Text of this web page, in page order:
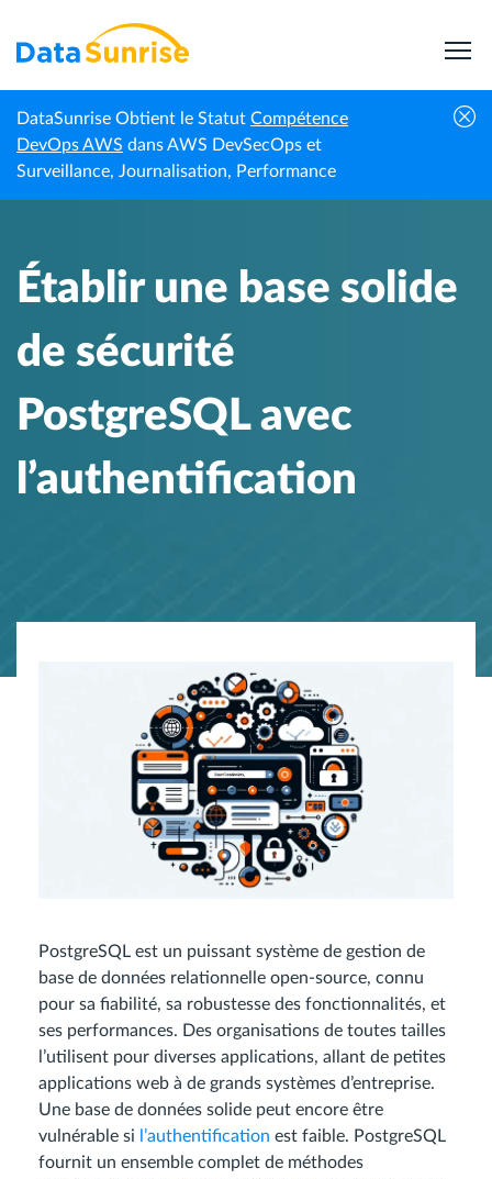
DataSunrise Obtient le Statut Compétence
DevOps AWS dans AWS DevSecOps et
Surveillance, Journalisation, Performance
Accueil
Centre de
connaissances
Établir une base solide de sécurité
PostgreSQL avec l’authentification
Établir une base solide
de sécurité
PostgreSQL avec
l’authentification
PostgreSQL est un puissant système de gestion de
base de données relationnelle open-source, connu
pour sa fiabilité, sa robustesse des fonctionnalités, et
ses performances. Des organisations de toutes tailles
l’utilisent pour diverses applications, allant de petites
applications web à de grands systèmes d’entreprise.
Une base de données solide peut encore être
vulnérable si
l’authentification est faible. PostgreSQL
fournit un ensemble complet de méthodes